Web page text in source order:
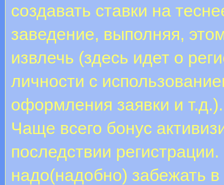
создавать ставки на
заведение, выполняя,
извлечь (здесь идет о
личности с
оформления заявки и
Чаще всего бонус
последствии
надо(надобно) забежать